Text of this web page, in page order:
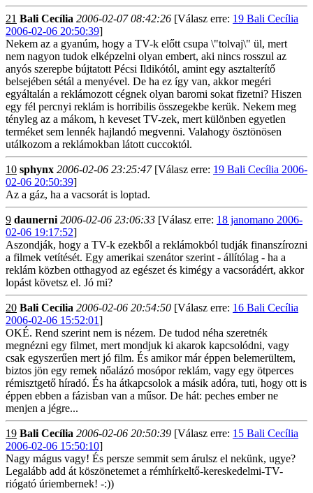
21 Bali Cecília 2006-02-07 08:42:26 [Válasz erre: 19 Bali Cecília
2006-02-06 20:50:39]
Nekem az a gyanúm, hogy a TV-k előtt csupa \"tolvaj\" ül, mert
nem nagyon tudok elképzelni olyan embert, aki nincs rosszul az
anyós szerepbe bújtatott Pécsi Ildikótól, amint egy asztalterítő
belsejében sétál a menyével. De ha ez így van, akkor megéri
egyáltalán a reklámozott cégnek olyan baromi sokat fizetni? Hiszen
egy fél percnyi reklám is horribilis összegekbe kerük. Nekem meg
tényleg az a mákom, h keveset TV-zek, mert különben egyetlen
terméket sem lennék hajlandó megvenni. Valahogy ösztönösen
utálkozom a reklámokban látott cuccoktól.
10 sphynx 2006-02-06 23:25:47[Válasz erre: 19 Bali Cecília 2006-
02-06 20:50:39]
Az a gáz, ha a vacsorát is loptad.
9 daunerni 2006-02-06 23:06:33 [Válasz erre: 18 janomano 2006-
02-06 19:17:52]
Aszondják, hogy a TV-k ezekből a reklámokból tudják finanszírozni
a filmek vetítését. Egy amerikai szenátor szerint - állítólag - ha a
reklám közben otthagyod az egészet és kimégy a vacsorádért, akkor
lopást követsz el. Jó mi?
20 Bali Cecília 2006-02-06 20:54:50 [Válasz erre: 16 Bali Cecília
2006-02-06 15:52:01]
OKÉ. Rend szerint nem is nézem. De tudod néha szeretnék
megnézni egy filmet, mert mondjuk ki akarok kapcsolódni, vagy
csak egyszerűen mert jó film. És amikor már éppen belemerültem,
biztos jön egy remek nőalázó mosópor reklám, vagy egy ötperces
rémisztgető híradó. És ha átkapcsolok a másik adóra, tuti, hogy ott is
éppen ebben a fázisban van a műsor. De hát: peches ember ne
menjen a jégre...
19 Bali Cecília 2006-02-06 20:50:39 [Válasz erre: 15 Bali Cecília
2006-02-06 15:50:10]
Nagy mágus vagy! És persze semmit sem árulsz el nekünk, ugye?
Legalább add át köszönetemet a rémhírkeltő-kereskedelmi-TV-
riógató úriembernek! -:))